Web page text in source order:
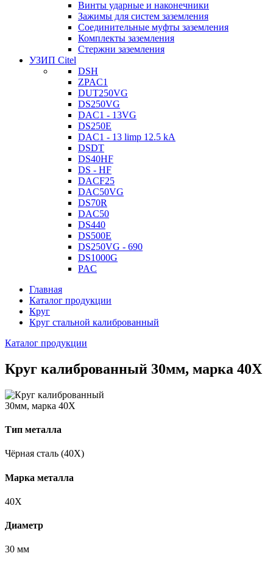
Винты ударные и наконечники
Зажимы для систем заземления
Соединительные муфты заземления
Комплекты заземления
Стержни заземления
УЗИП Citel
DSH
ZPAC1
DUT250VG
DS250VG
DAC1 - 13VG
DS250E
DAC1 - 13 limp 12.5 kA
DSDT
DS40HF
DS - HF
DACF25
DAC50VG
DS70R
DAC50
DS440
DS500E
DS250VG - 690
DS1000G
PAC
Главная
Каталог продукции
Круг
Круг стальной калиброванный
Каталог продукции
Круг калиброванный 30мм, марка 40Х
Тип металла
Чёрная сталь (40Х)
Марка металла
40Х
Диаметр
30 мм